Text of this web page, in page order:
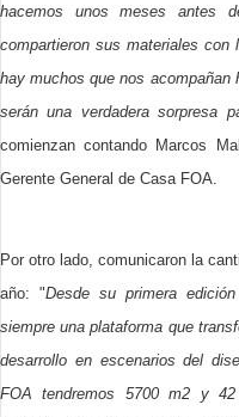
hacemos unos meses antes
compartieron sus materiales
hay muchos que nos
serán una verdadera sorpresa
comienzan contando Marcos
Gerente General de Casa FOA.
Por otro lado, comunicaron la
año: "Desde su primera
siempre una plataforma que
desarrollo en escenarios del
FOA tendremos 5700 m2 y